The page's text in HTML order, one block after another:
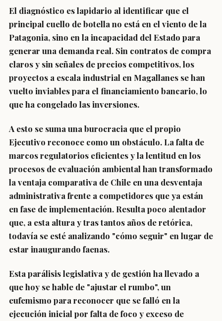
El diagnóstico es lapidario al identificar que el
principal cuello de botella no está en el viento de la
Patagonia, sino en la incapacidad del Estado para
generar una demanda real. Sin contratos de compra
claros y sin señales de precios competitivos, los
proyectos a escala industrial en Magallanes se han
vuelto inviables para el financiamiento bancario, lo
que ha congelado las inversiones.
A esto se suma una burocracia que el propio
Ejecutivo reconoce como un obstáculo. La falta de
marcos regulatorios eficientes y la lentitud en los
procesos de evaluación ambiental han transformado
la ventaja comparativa de Chile en una desventaja
administrativa frente a competidores que ya están
en fase de implementación. Resulta poco alentador
que, a esta altura y tras tantos años de retórica,
todavía se esté analizando "cómo seguir" en lugar de
estar inaugurando faenas.
Esta parálisis legislativa y de gestión ha llevado a
que hoy se hable de "ajustar el rumbo", un
eufemismo para reconocer que se falló en la
ejecución inicial por falta de foco y exceso de